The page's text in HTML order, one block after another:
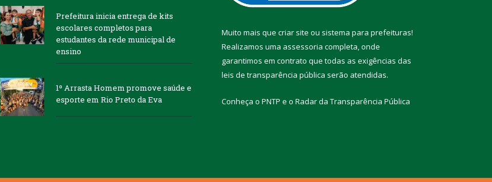
Prefeitura inicia entrega de kits
escolares completos para
estudantes da rede municipal de
ensino
1º Arrasta Homem promove saúde e
esporte em Rio Preto da Eva
Muito mais que criar site ou sistema para prefeituras!
Realizamos uma assessoria completa, onde
garantimos em contrato que todas as exigências das
leis de transparência pública serão atendidas.
Conheça o PNTP e o Radar da Transparência Pública